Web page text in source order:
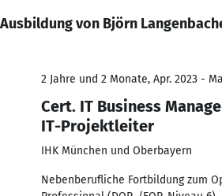
Ausbildung von Björn
2 Jahre und 2 Monate, Apr. 2023 -
Cert. IT Business
IT-Projektleiter
IHK München und Oberbayern
Nebenberufliche Fortbildung zum